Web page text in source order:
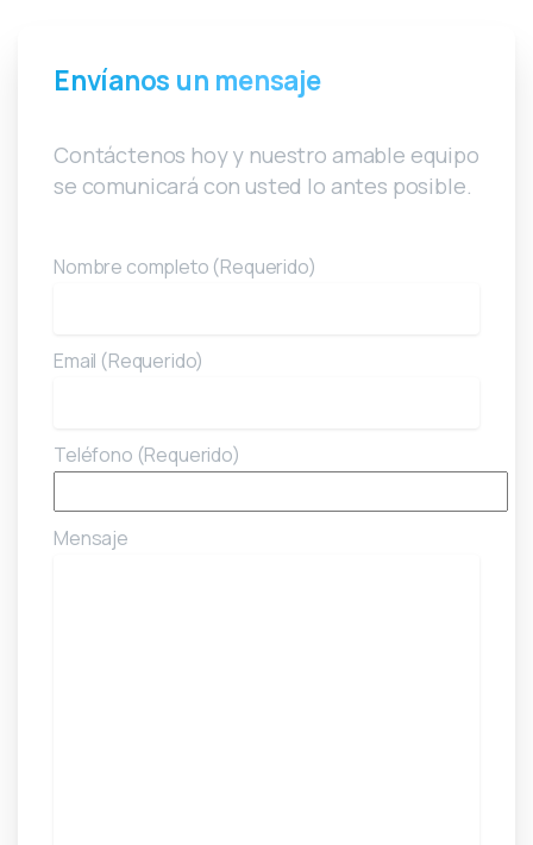
Envíanos un mensaje
Contáctenos hoy y nuestro amable equipo
se comunicará con usted lo antes posible.
Nombre completo (Requerido)
Email (Requerido)
Teléfono (Requerido)
Mensaje